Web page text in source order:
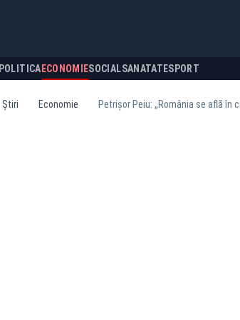
POLITICA ECONOMIESOCIALSANATATESPORT
Știri Economie Petrișor Peiu: „România se află în